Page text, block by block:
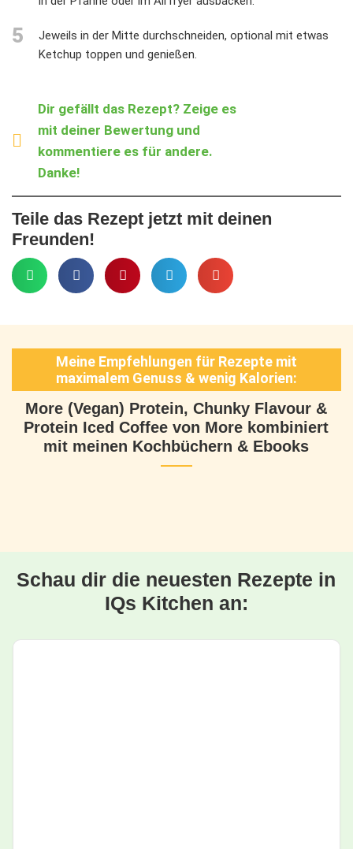
5
Jeweils in der Mitte durchschneiden, optional mit etwas
Ketchup toppen und genießen.
Dir gefällt das Rezept? Zeige es
mit deiner Bewertung und
kommentiere es für andere.
Danke!
Teile das Rezept jetzt mit deinen
Freunden!
Meine Empfehlungen für Rezepte mit
maximalem Genuss & wenig Kalorien:
More (Vegan) Protein, Chunky Flavour &
Protein Iced Coffee von More kombiniert
mit meinen Kochbüchern & Ebooks
Schau dir die neuesten Rezepte in
IQs Kitchen an: